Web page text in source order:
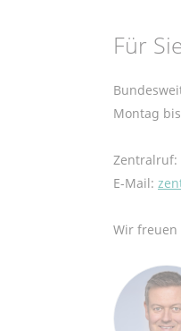
Für
Montag
Zentralruf:
E-Mail:
Wir freuen